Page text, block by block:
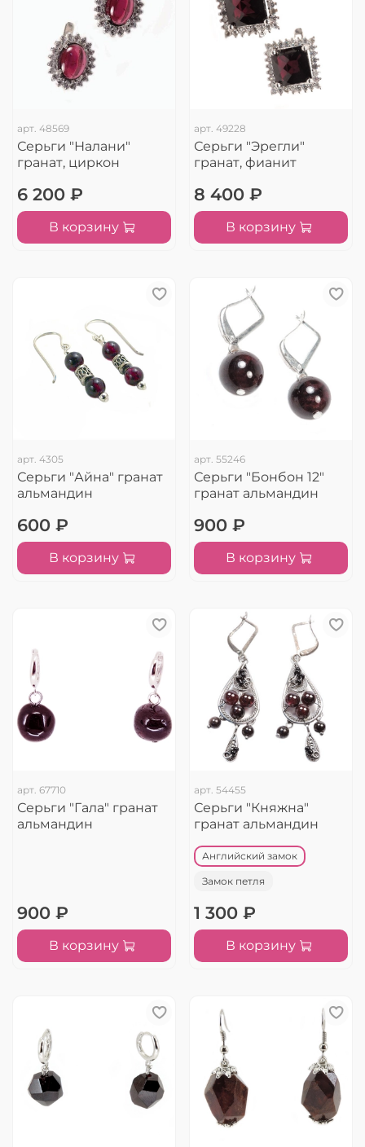
арт. 48569
Серьги "Налани"
гранат, циркон
6 200 ₽
В корзину
арт. 49228
Серьги "Эрегли"
гранат, фианит
8 400 ₽
В корзину
арт. 4305
Серьги "Айна" гранат
альмандин
600 ₽
В корзину
арт. 55246
Серьги "Бонбон 12"
гранат альмандин
900 ₽
В корзину
арт. 67710
Серьги "Гала" гранат
альмандин
900 ₽
В корзину
арт. 54455
Серьги "Княжна"
гранат альмандин
Английский замок
Замок петля
1 300 ₽
В корзину